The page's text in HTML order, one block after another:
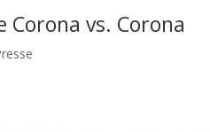
Corona vs. Corona